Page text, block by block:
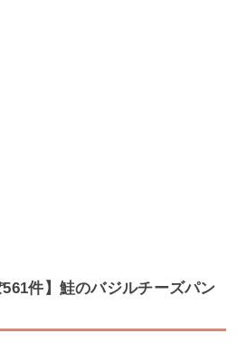
561件】鮭のバジルチーズパン